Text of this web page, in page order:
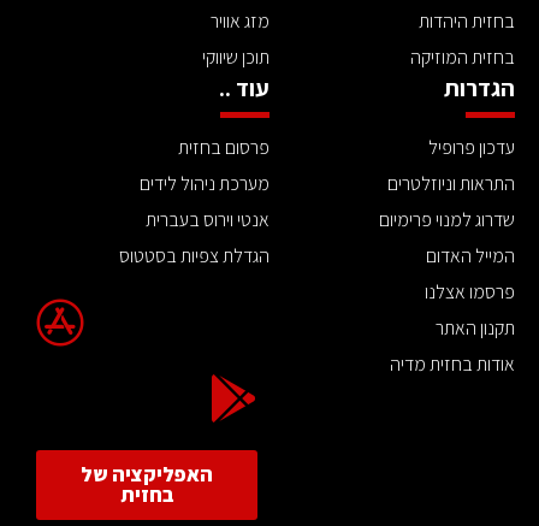
בחזית היהדות
בחזית המוזיקה
מזג אוויר
תוכן שיווקי
הגדרות
עדכון פרופיל
התראות וניוזלטרים
שדרוג למנוי פרימיום
המייל האדום
פרסמו אצלנו
תקנון האתר
אודות בחזית מדיה
עוד ..
פרסום בחזית
מערכת ניהול לידים
אנטי וירוס בעברית
הגדלת צפיות בסטטוס
האפליקציה של
בחזית